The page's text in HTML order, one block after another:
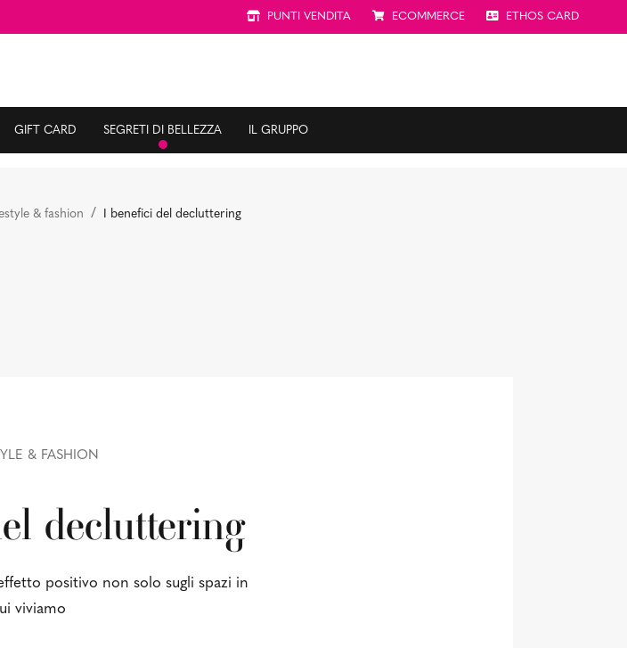
PUNTI VENDITA ECOMMERCE ETHOS CARD
GIFT CARD SEGRETI DI BELLEZZA IL GRUPPO
& fashion I benefici del decluttering
& FASHION
decluttering
positivo non solo sugli spazi in
viviamo